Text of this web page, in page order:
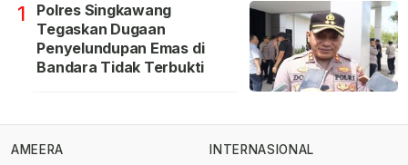
1
Polres Singkawang
Tegaskan Dugaan
Penyelundupan Emas di
Bandara Tidak Terbukti
AMEERA
INTERNASIONAL